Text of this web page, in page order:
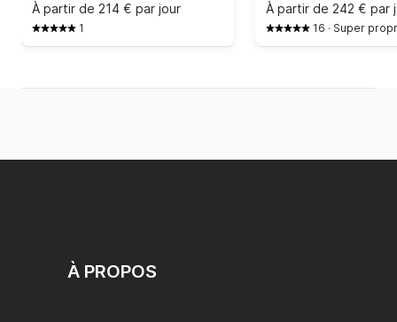
À partir de 214 € par jour
1
À partir de 242 € par
16 · Super
À PROPOS